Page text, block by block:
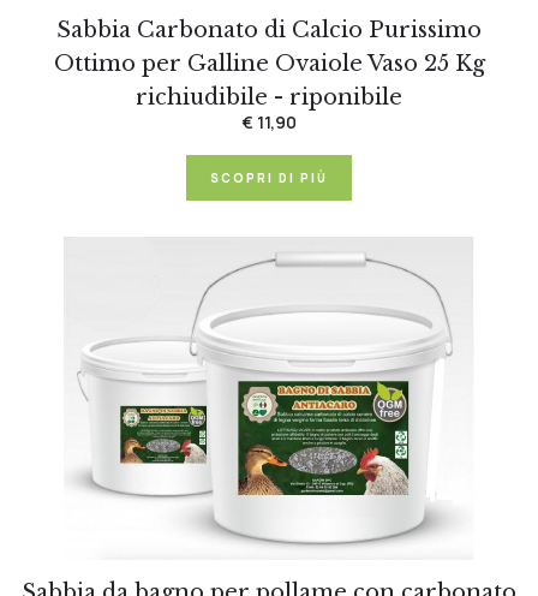
Sabbia Carbonato di Calcio Purissimo
Ottimo per Galline Ovaiole Vaso 25 Kg
richiudibile - riponibile
€ 11,90
SCOPRI DI PIÙ